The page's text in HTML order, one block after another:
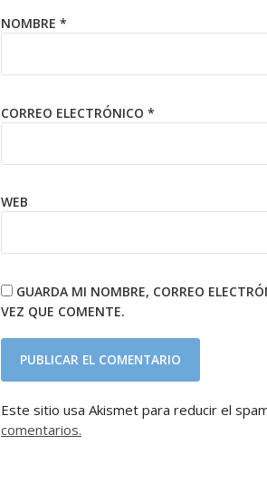
NOMBRE *
CORREO ELECTRÓNICO *
WEB
GUARDA MI NOMBRE, CORREO
VEZ QUE COMENTE.
Este sitio usa Akismet para reducir el
comentarios.